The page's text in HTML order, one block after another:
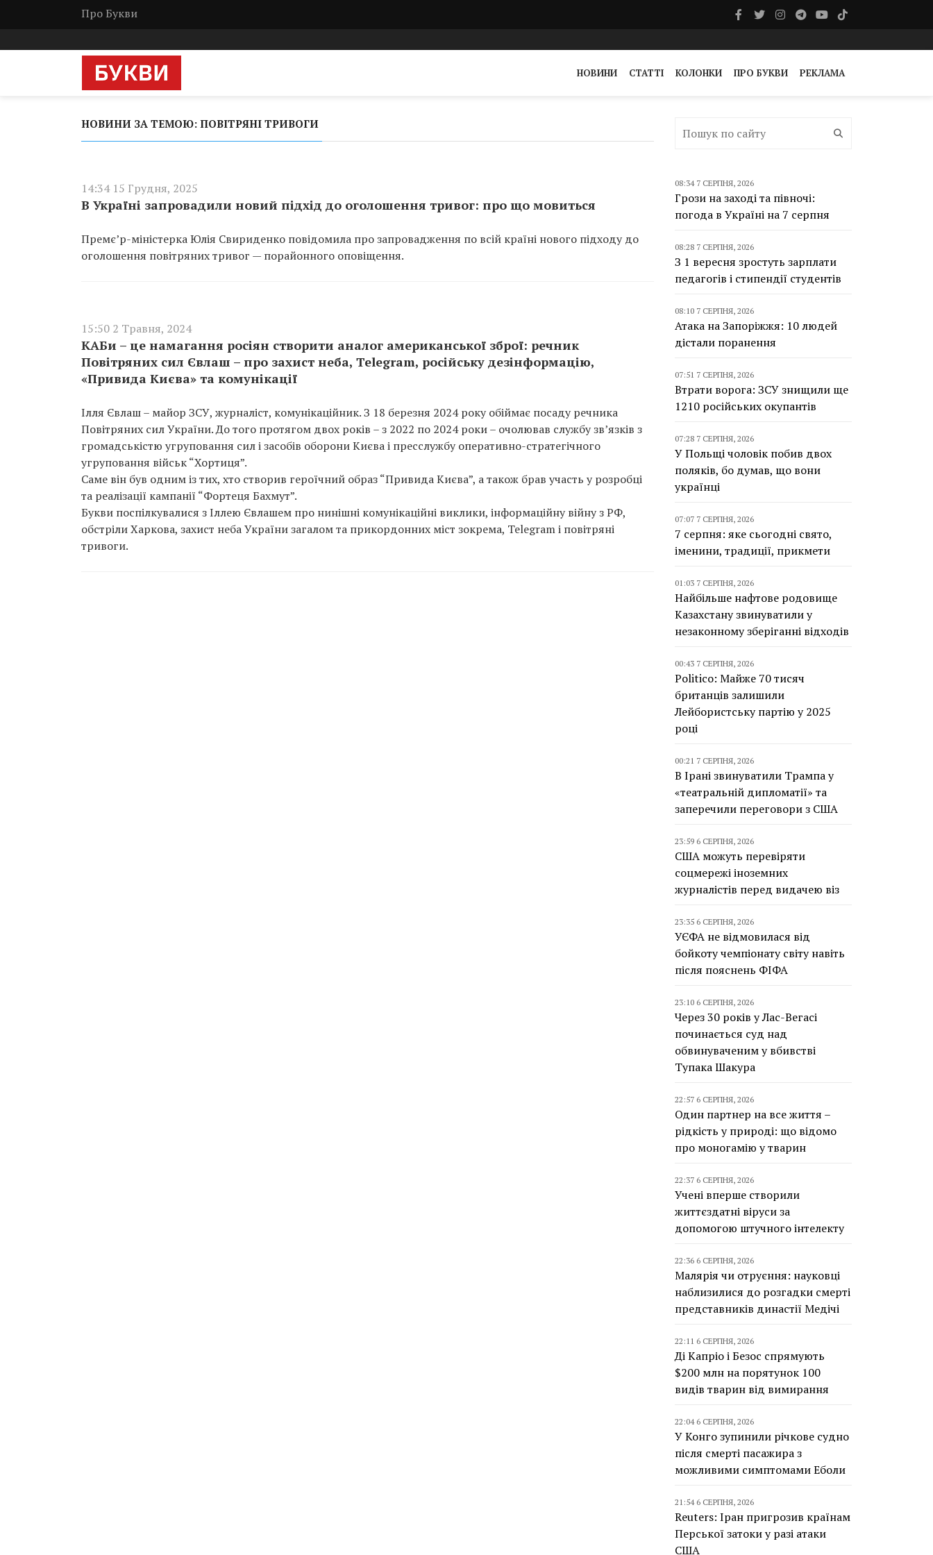
Про Букви
НОВИНИ СТАТТІ КОЛОНКИ ПРО БУКВИ РЕКЛАМА
НОВИНИ ЗА ТЕМОЮ: ПОВІТРЯНІ ТРИВОГИ
14:34 15 Грудня, 2025
В Україні запровадили новий підхід до оголошення тривог: про що мовиться
Премє’р-міністерка Юлія Свириденко повідомила про запровадження по всій країні нового підходу до
оголошення повітряних тривог — порайонного оповіщення.
15:50 2 Травня, 2024
КАБи – це намагання росіян створити аналог американської зброї: речник
Повітряних сил Євлаш – про захист неба, Telegram, російську дезінформацію,
«Привида Києва» та комунікації
Ілля Євлаш – майор ЗСУ, журналіст, комунікаційник. З 18 березня 2024 року обіймає посаду речника
Повітряних сил України. До того протягом двох років – з 2022 по 2024 роки – очолював службу зв’язків з
громадськістю угруповання сил і засобів оборони Києва і пресслужбу оперативно-стратегічного
угруповання військ “Хортиця”.
Саме він був одним із тих, хто створив героїчний образ “Привида Києва”, а також брав участь у розробці
та реалізації кампанії “Фортеця Бахмут”.
Букви поспілкувалися з Іллею Євлашем про нинішні комунікаційні виклики, інформаційну війну з РФ,
обстріли Харкова, захист неба України загалом та прикордонних міст зокрема, Telegram і повітряні
тривоги.
08:34 7 СЕРПНЯ, 2026
Грози на заході та півночі:
погода в Україні на 7 серпня
08:28 7 СЕРПНЯ, 2026
З 1 вересня зростуть зарплати
педагогів і стипендії студентів
08:10 7 СЕРПНЯ, 2026
Атака на Запоріжжя: 10 людей
дістали поранення
07:51 7 СЕРПНЯ, 2026
Втрати ворога: ЗСУ знищили ще
1210 російських окупантів
07:28 7 СЕРПНЯ, 2026
У Польщі чоловік побив двох
поляків, бо думав, що вони
українці
07:07 7 СЕРПНЯ, 2026
7 серпня: яке сьогодні свято,
іменини, традиції, прикмети
01:03 7 СЕРПНЯ, 2026
Найбільше нафтове родовище
Казахстану звинуватили у
незаконному зберіганні відходів
00:43 7 СЕРПНЯ, 2026
Politico: Майже 70 тисяч
британців залишили
Лейбористську партію у 2025
році
00:21 7 СЕРПНЯ, 2026
В Ірані звинуватили Трампа у
«театральній дипломатії» та
заперечили переговори з США
23:59 6 СЕРПНЯ, 2026
США можуть перевіряти
соцмережі іноземних
журналістів перед видачею віз
23:35 6 СЕРПНЯ, 2026
УЄФА не відмовилася від
бойкоту чемпіонату світу навіть
після пояснень ФІФА
23:10 6 СЕРПНЯ, 2026
Через 30 років у Лас-Вегасі
починається суд над
обвинуваченим у вбивстві
Тупака Шакура
22:57 6 СЕРПНЯ, 2026
Один партнер на все життя –
рідкість у природі: що відомо
про моногамію у тварин
22:37 6 СЕРПНЯ, 2026
Учені вперше створили
життєздатні віруси за
допомогою штучного інтелекту
22:36 6 СЕРПНЯ, 2026
Малярія чи отруєння: науковці
наблизилися до розгадки смерті
представників династії Медічі
22:11 6 СЕРПНЯ, 2026
Ді Капріо і Безос спрямують
$200 млн на порятунок 100
видів тварин від вимирання
22:04 6 СЕРПНЯ, 2026
У Конго зупинили річкове судно
після смерті пасажира з
можливими симптомами Еболи
21:54 6 СЕРПНЯ, 2026
Reuters: Іран пригрозив країнам
Перської затоки у разі атаки
США